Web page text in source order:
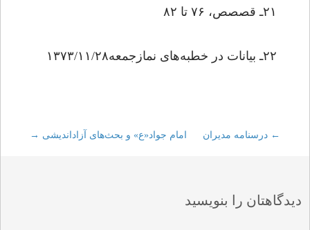
۲۱ـ قصصص، ۷۶ تا ۸۲
۲۲ـ بیانات در خطبه‌‌های نمازجمعه۱۳۷۳/۱۱/۲۸
Post
navigation
← درسنامه مدیران امام جواد«ع» و بحث‌های آزاداندیشی →
دیدگاهتان را بنویسید